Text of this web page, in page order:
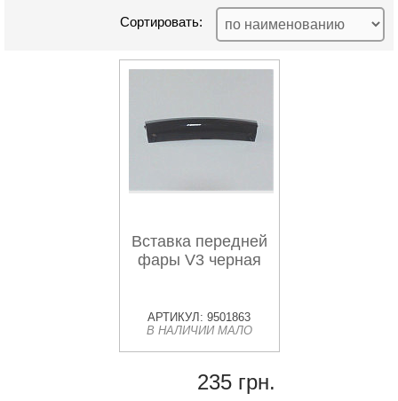
Сортировать:
Вставка передней
фары V3 черная
АРТИКУЛ: 9501863
В НАЛИЧИИ МАЛО
235 грн.